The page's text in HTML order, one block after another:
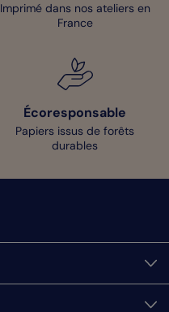
Imprimé dans nos ateliers en
France
Écoresponsable
Papiers issus de forêts
durables